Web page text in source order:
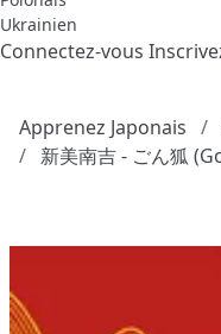
Ukrainien
Connectez-vous
Apprenez Japonais
新美南吉 - ごん狐